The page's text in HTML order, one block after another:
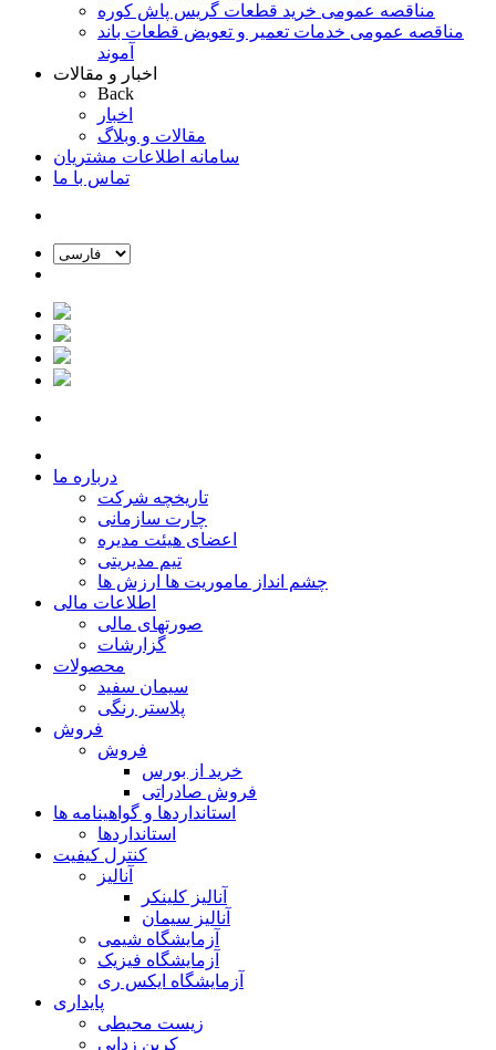
مناقصه عمومی خرید قطعات گریس پاش کوره
مناقصه عمومی خدمات تعمیر و تعویض قطعات باند
آموند
اخبار و مقالات
Back
اخبار
مقالات و وبلاگ
سامانه اطلاعات مشتریان
تماس با ما
درباره ما
تاریخچه شرکت
چارت سازمانی
اعضای هیئت مدیره
تیم مدیریتی
چشم انداز ماموریت ها ارزش ها
اطلاعات مالی
صورتهای مالی
گزارشات
محصولات
سیمان سفید
پلاستر رنگی
فروش
فروش
خرید از بورس
فروش صادراتی
استانداردها و گواهینامه ها
استانداردها
کنترل کیفیت
آنالیز
آنالیز کلینکر
آنالیز سیمان
آزمایشگاه شیمی
آزمایشگاه فیزیک
آزمایشگاه ایکس ری
پایداری
زیست محیطی
کربن زدایی